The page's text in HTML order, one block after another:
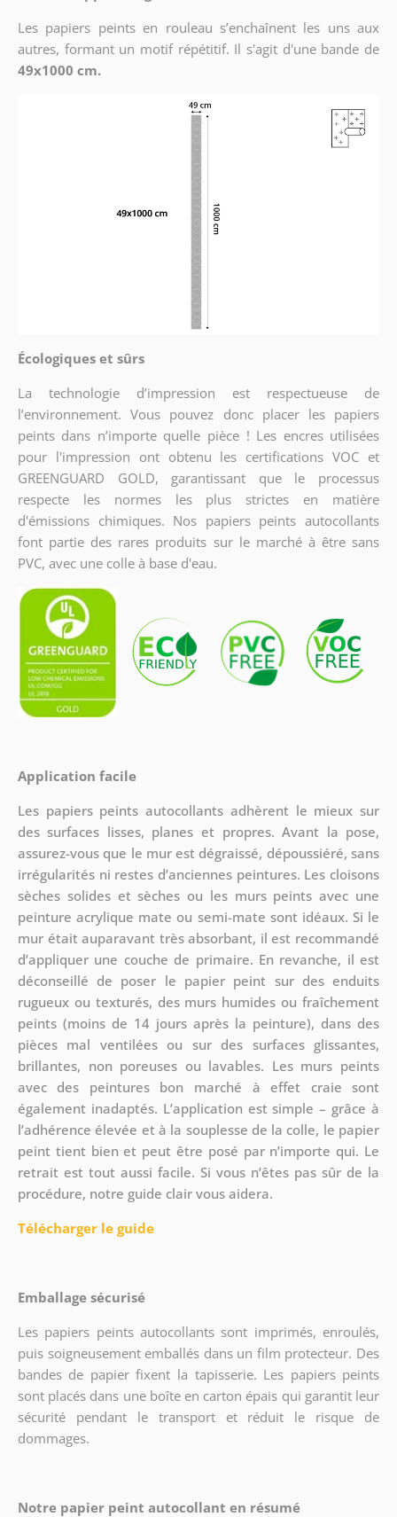
Les papiers peints en rouleau s’enchaînent les uns aux
autres, formant un motif répétitif. Il s'agit d'une bande de
49x1000 cm.
Écologiques et sûrs
La technologie d’impression est respectueuse de
l’environnement. Vous pouvez donc placer les papiers
peints dans n’importe quelle pièce ! Les encres utilisées
pour l'impression ont obtenu les certifications VOC et
GREENGUARD GOLD, garantissant que le processus
respecte les normes les plus strictes en matière
d'émissions chimiques. Nos papiers peints autocollants
font partie des rares produits sur le marché à être sans
PVC, avec une colle à base d'eau.
Application facile
Les papiers peints autocollants adhèrent le mieux sur
des surfaces lisses, planes et propres. Avant la pose,
assurez-vous que le mur est dégraissé, dépoussiéré, sans
irrégularités ni restes d’anciennes peintures. Les cloisons
sèches solides et sèches ou les murs peints avec une
peinture acrylique mate ou semi-mate sont idéaux. Si le
mur était auparavant très absorbant, il est recommandé
d’appliquer une couche de primaire. En revanche, il est
déconseillé de poser le papier peint sur des enduits
rugueux ou texturés, des murs humides ou fraîchement
peints (moins de 14 jours après la peinture), dans des
pièces mal ventilées ou sur des surfaces glissantes,
brillantes, non poreuses ou lavables. Les murs peints
avec des peintures bon marché à effet craie sont
également inadaptés. L’application est simple – grâce à
l’adhérence élevée et à la souplesse de la colle, le papier
peint tient bien et peut être posé par n’importe qui. Le
retrait est tout aussi facile. Si vous n’êtes pas sûr de la
procédure, notre guide clair vous aidera.
Télécharger le guide
Emballage sécurisé
Les papiers peints autocollants sont imprimés, enroulés,
puis soigneusement emballés dans un film protecteur. Des
bandes de papier fixent la tapisserie. Les papiers peints
sont placés dans une boîte en carton épais qui garantit leur
sécurité pendant le transport et réduit le risque de
dommages.
Notre papier peint autocollant en résumé